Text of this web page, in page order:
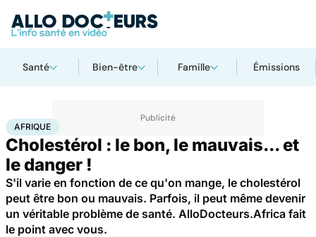
Santé Bien-être Famille Émissions
AccueilSanté Santé publiqueAfrique
AFRIQUE
Cholestérol : le bon, le mauvais... et
le danger !
S'il varie en fonction de ce qu'on mange, le cholestérol
peut être bon ou mauvais. Parfois, il peut même devenir
un véritable problème de santé. AlloDocteurs.Africa fait
le point avec vous.